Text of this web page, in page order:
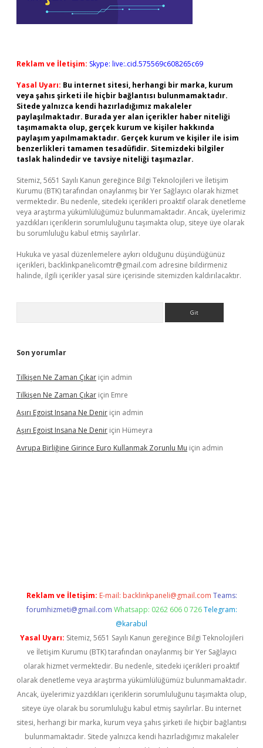
Reklam ve İletişim: Skype: live:.cid.575569c608265c69
Yasal Uyarı: Bu internet sitesi, herhangi bir marka, kurum
veya şahıs şirketi ile hiçbir bağlantısı bulunmamaktadır.
Sitede yalnızca kendi hazırladığımız makaleler
paylaşılmaktadır. Burada yer alan içerikler haber niteliği
taşımamakta olup, gerçek kurum ve kişiler hakkında
paylaşım yapılmamaktadır. Gerçek kurum ve kişiler ile isim
benzerlikleri tamamen tesadüfidir. Sitemizdeki bilgiler
taslak halindedir ve tavsiye niteliği taşımazlar.
Sitemiz, 5651 Sayılı Kanun gereğince Bilgi Teknolojileri ve İletişim
Kurumu (BTK) tarafından onaylanmış bir Yer Sağlayıcı olarak hizmet
vermektedir. Bu nedenle, sitedeki içerikleri proaktif olarak denetleme
veya araştırma yükümlülüğümüz bulunmamaktadır. Ancak, üyelerimiz
yazdıkları içeriklerin sorumluluğunu taşımakta olup, siteye üye olarak
bu sorumluluğu kabul etmiş sayılırlar.
Hukuka ve yasal düzenlemelere aykırı olduğunu düşündüğünüz
içerikleri, backlinkpanelicomtr@gmail.com adresine bildirmeniz
halinde, ilgili içerikler yasal süre içerisinde sitemizden kaldırılacaktır.
Son yorumlar
Tilkişen Ne Zaman Çıkar için admin
Tilkişen Ne Zaman Çıkar için Emre
Aşırı Egoist Insana Ne Denir için admin
Aşırı Egoist Insana Ne Denir için Hümeyra
Avrupa Birliğine Girince Euro Kullanmak Zorunlu Mu için admin
Reklam ve İletişim: E-mail: backlinkpaneli@gmail.com Teams:
forumhizmeti@gmail.com Whatsapp: 0262 606 0 726 Telegram:
@karabul
Yasal Uyarı: Sitemiz, 5651 Sayılı Kanun gereğince Bilgi Teknolojileri
ve İletişim Kurumu (BTK) tarafından onaylanmış bir Yer Sağlayıcı
olarak hizmet vermektedir. Bu nedenle, sitedeki içerikleri proaktif
olarak denetleme veya araştırma yükümlülüğümüz bulunmamaktadır.
Ancak, üyelerimiz yazdıkları içeriklerin sorumluluğunu taşımakta olup,
siteye üye olarak bu sorumluluğu kabul etmiş sayılırlar. Bu internet
sitesi, herhangi bir marka, kurum veya şahıs şirketi ile hiçbir bağlantısı
bulunmamaktadır. Sitede yalnızca kendi hazırladığımız makaleler